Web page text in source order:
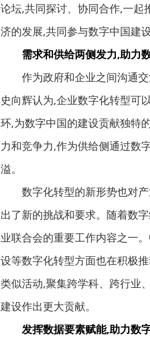
论坛,共同探讨、协同合作,一起
济的发展,共同参与数字中国建设
需求和供给两侧发力,助力
作为政府和企业之间沟通交
史向辉认为,企业数字化转型可
环,为数字中国的建设贡献独特
力和竞争力,作为供给侧通过数
溢。
数字化转型的新形势也对产
出了新的挑战和要求。随着数
业联合会的重要工作内容之一
设等数字化转型方面也在积极
类似活动,聚集跨学科、跨行业
建设作出更大贡献。
发挥数据要素赋能,助力数